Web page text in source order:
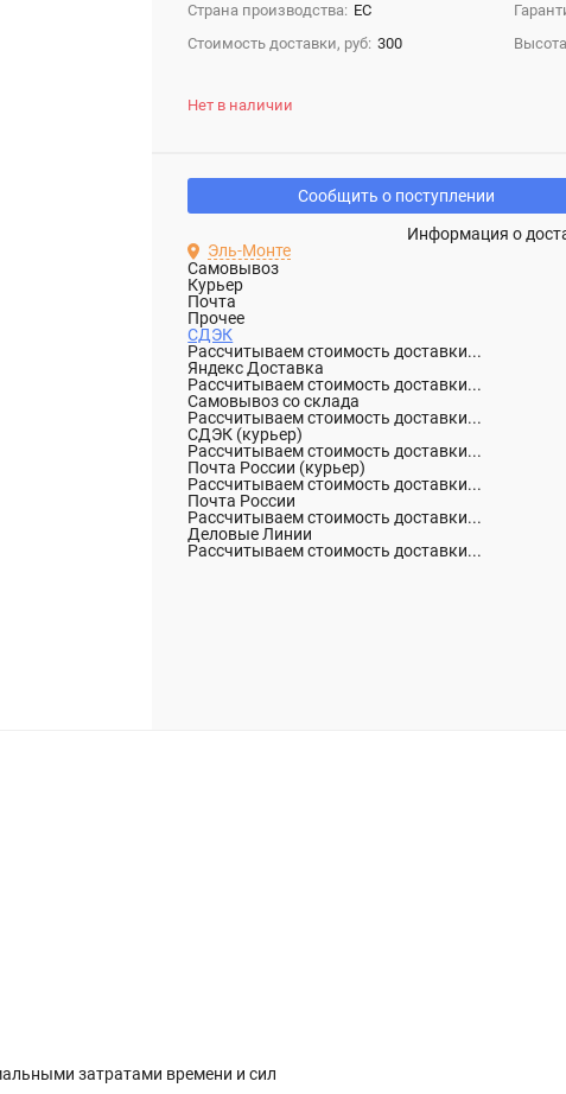
Страна производства: EC
Стоимость доставки, руб: 300
Нет в наличии
Сообщить о поступлении
Информация о
Эль-Монте
Самовывоз
Курьер
Почта
Прочее
СДЭК
Рассчитываем стоимость доставки...
Яндекс Доставка
Рассчитываем стоимость доставки...
Самовывоз со склада
Рассчитываем стоимость доставки...
СДЭК (курьер)
Рассчитываем стоимость доставки...
Почта России (курьер)
Рассчитываем стоимость доставки...
Почта России
Рассчитываем стоимость доставки...
Деловые Линии
Рассчитываем стоимость доставки...
затратами времени и сил